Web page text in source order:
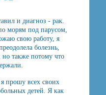
и диагноз - рак.
морям под парусом,
свою работу, я
болезнь,
но также потому что
прошу всех своих
детей. Я как